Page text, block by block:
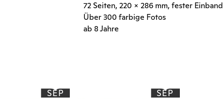
72 Seiten, 220 x 286 mm, fester Einband
Über 300 farbige Fotos
ab 8 Jahre
SEP SEP